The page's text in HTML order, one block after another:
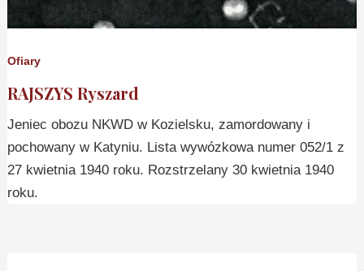
Ofiary
RAJSZYS Ryszard
Jeniec obozu NKWD w Kozielsku, zamordowany i
pochowany w Katyniu. Lista wywózkowa numer 052/1 z
27 kwietnia 1940 roku. Rozstrzelany 30 kwietnia 1940
roku.